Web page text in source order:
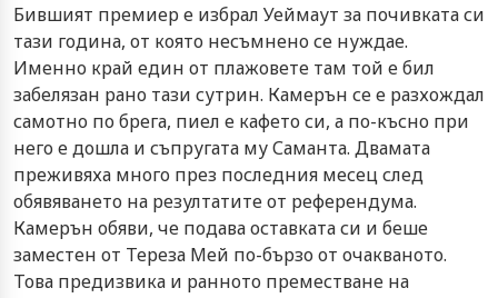
Бившият премиер е избрал Уеймаут за почивката си
тази година, от която несъмнено се нуждае.
Именно край един от плажовете там той е бил
забелязан рано тази сутрин. Камерън се е разхождал
самотно по брега, пиел е кафето си, а по-късно при
него е дошла и съпругата му Саманта. Двамата
преживяха много през последния месец след
обявяването на резултатите от референдума.
Камерън обяви, че подава оставката си и беше
заместен от Тереза Мей по-бързо от очакваното.
Това предизвика и ранното преместване на